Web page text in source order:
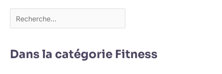
Dans la catégorie Fitness